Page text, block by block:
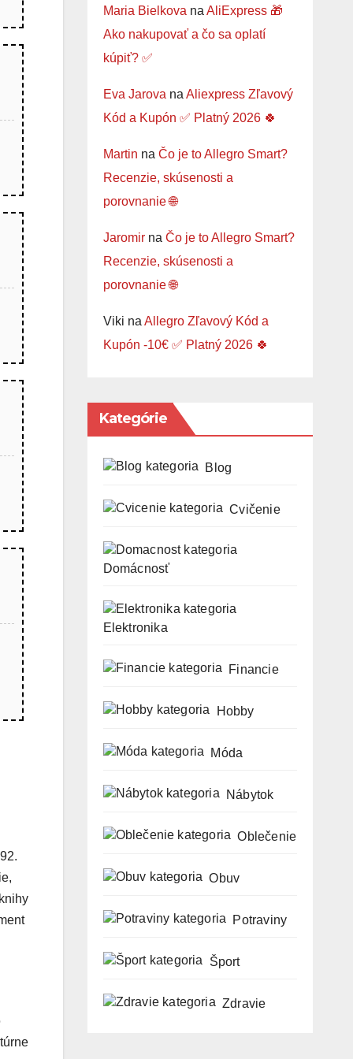
Maria Bielkova na AliExpress 🎁
Ako nakupovať a čo sa oplatí
kúpiť? ✅
Eva Jarova na Aliexpress Zľavový
Kód a Kupón ✅ Platný 2026 🍀
Martin na Čo je to Allegro Smart?
Recenzie, skúsenosti a
porovnanie 🌐
Jaromirna Čo je to Allegro Smart?
Recenzie, skúsenosti a
porovnanie 🌐
Viki na Allegro Zľavový Kód a
Kupón -10€ ✅ Platný 2026 🍀
Kategórie
Blog
Cvičenie
Domácnosť
Elektronika
Financie
Hobby
Móda
Nábytok
Oblečenie
Obuv
Potraviny
Šport
Zdravie